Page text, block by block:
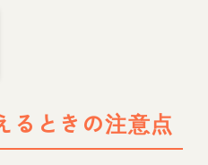
るときの注意点